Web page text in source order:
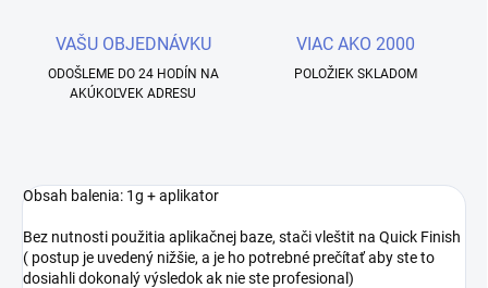
VAŠU OBJEDNÁVKU
ODOŠLEME DO 24 HODÍN NA
AKÚKOĽVEK ADRESU
VIAC AKO 2000
POLOŽIEK SKLADOM
Obsah balenia: 1g + aplikator
Bez nutnosti použitia aplikačnej baze, stači vleštit na Quick Finish
( postup je uvedený nižšie, a je ho potrebné prečítať aby ste to
dosiahli dokonalý výsledok ak nie ste profesional)